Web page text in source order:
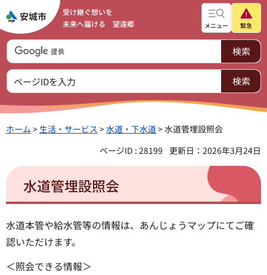
受け継ぐ想いを
未来へ届ける 望遠郷
メニュー 緊急
ホーム > 生活・サービス >水道・下水道> 水道管埋設照会
ページID : 28199
更新日：2026年3月24日
水道管埋設照会
水道本管や給水管等の情報は、あんじょうマップにてご確
認いただけます。
＜照会できる情報＞